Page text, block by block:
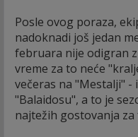
Posle ovog poraza,
nadoknadi još jedan
februara nije odigran
vreme za to neće
večeras na "Mestalji" -
"Balaidosu", a to je
najtežih gostovanja